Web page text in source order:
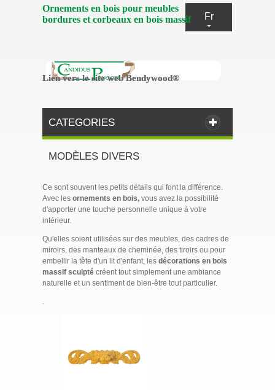
Fr
Ornements en bois pour meubles
bordures et corbeaux en bois massif
Lien vers le site web Bendywood®
Lien vers le site web Bendywood®
CATEGORIES
MODÈLES DIVERS
Ce sont souvent les petits détails qui font la différence.
Avec les ornements en bois, vous avez la possibilité
d'apporter une touche personnelle unique à votre
intérieur.
Qu'elles soient utilisées sur des meubles, des cadres de
miroirs, des manteaux de cheminée, des tiroirs ou pour
embellir la tête d'un lit d'enfant, les décorations en bois
massif sculpté créent tout simplement une ambiance
naturelle et un sentiment de bien-être tout particulier.
.